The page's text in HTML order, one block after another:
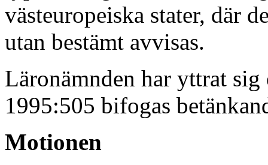
västeuropeiska stater, där
utan bestämt avvisas.
Läronämnden har yttrat
1995:505 bifogas
Motionen